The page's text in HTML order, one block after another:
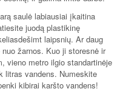
saulė labiausiai įkaitina
juodą plastikinę
laipsnių. Ar daug
žarnos. Kuo ji storesnė ir
vieno metro ilgio standartinėje
litras vandens. Numeskite
kibirai karšto vandens!